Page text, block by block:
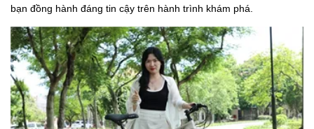
bạn đồng hành đáng tin cậy trên hành trình khám phá.